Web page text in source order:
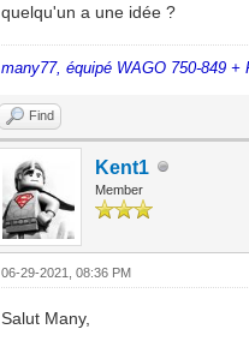
quelqu'un a une idée ?
many77, équipé WAGO 750-849 +
Find
Kent1
Member
06-29-2021, 08:36 PM
Salut Many,